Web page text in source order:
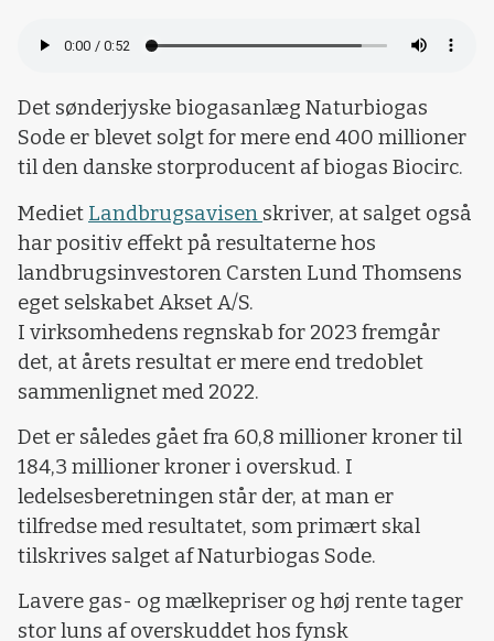
Det sønderjyske biogasanlæg Naturbiogas
Sode er blevet solgt for mere end 400 millioner
til den danske storproducent af biogas Biocirc.
Mediet Landbrugsavisen skriver, at salget også
har positiv effekt på resultaterne hos
landbrugsinvestoren Carsten Lund Thomsens
eget selskabet Akset A/S.
I virksomhedens regnskab for 2023 fremgår
det, at årets resultat er mere end tredoblet
sammenlignet med 2022.
Det er således gået fra 60,8 millioner kroner til
184,3 millioner kroner i overskud. I
ledelsesberetningen står der, at man er
tilfredse med resultatet, som primært skal
tilskrives salget af Naturbiogas Sode.
Lavere gas- og mælkepriser og høj rente tager
stor luns af overskuddet hos fynsk